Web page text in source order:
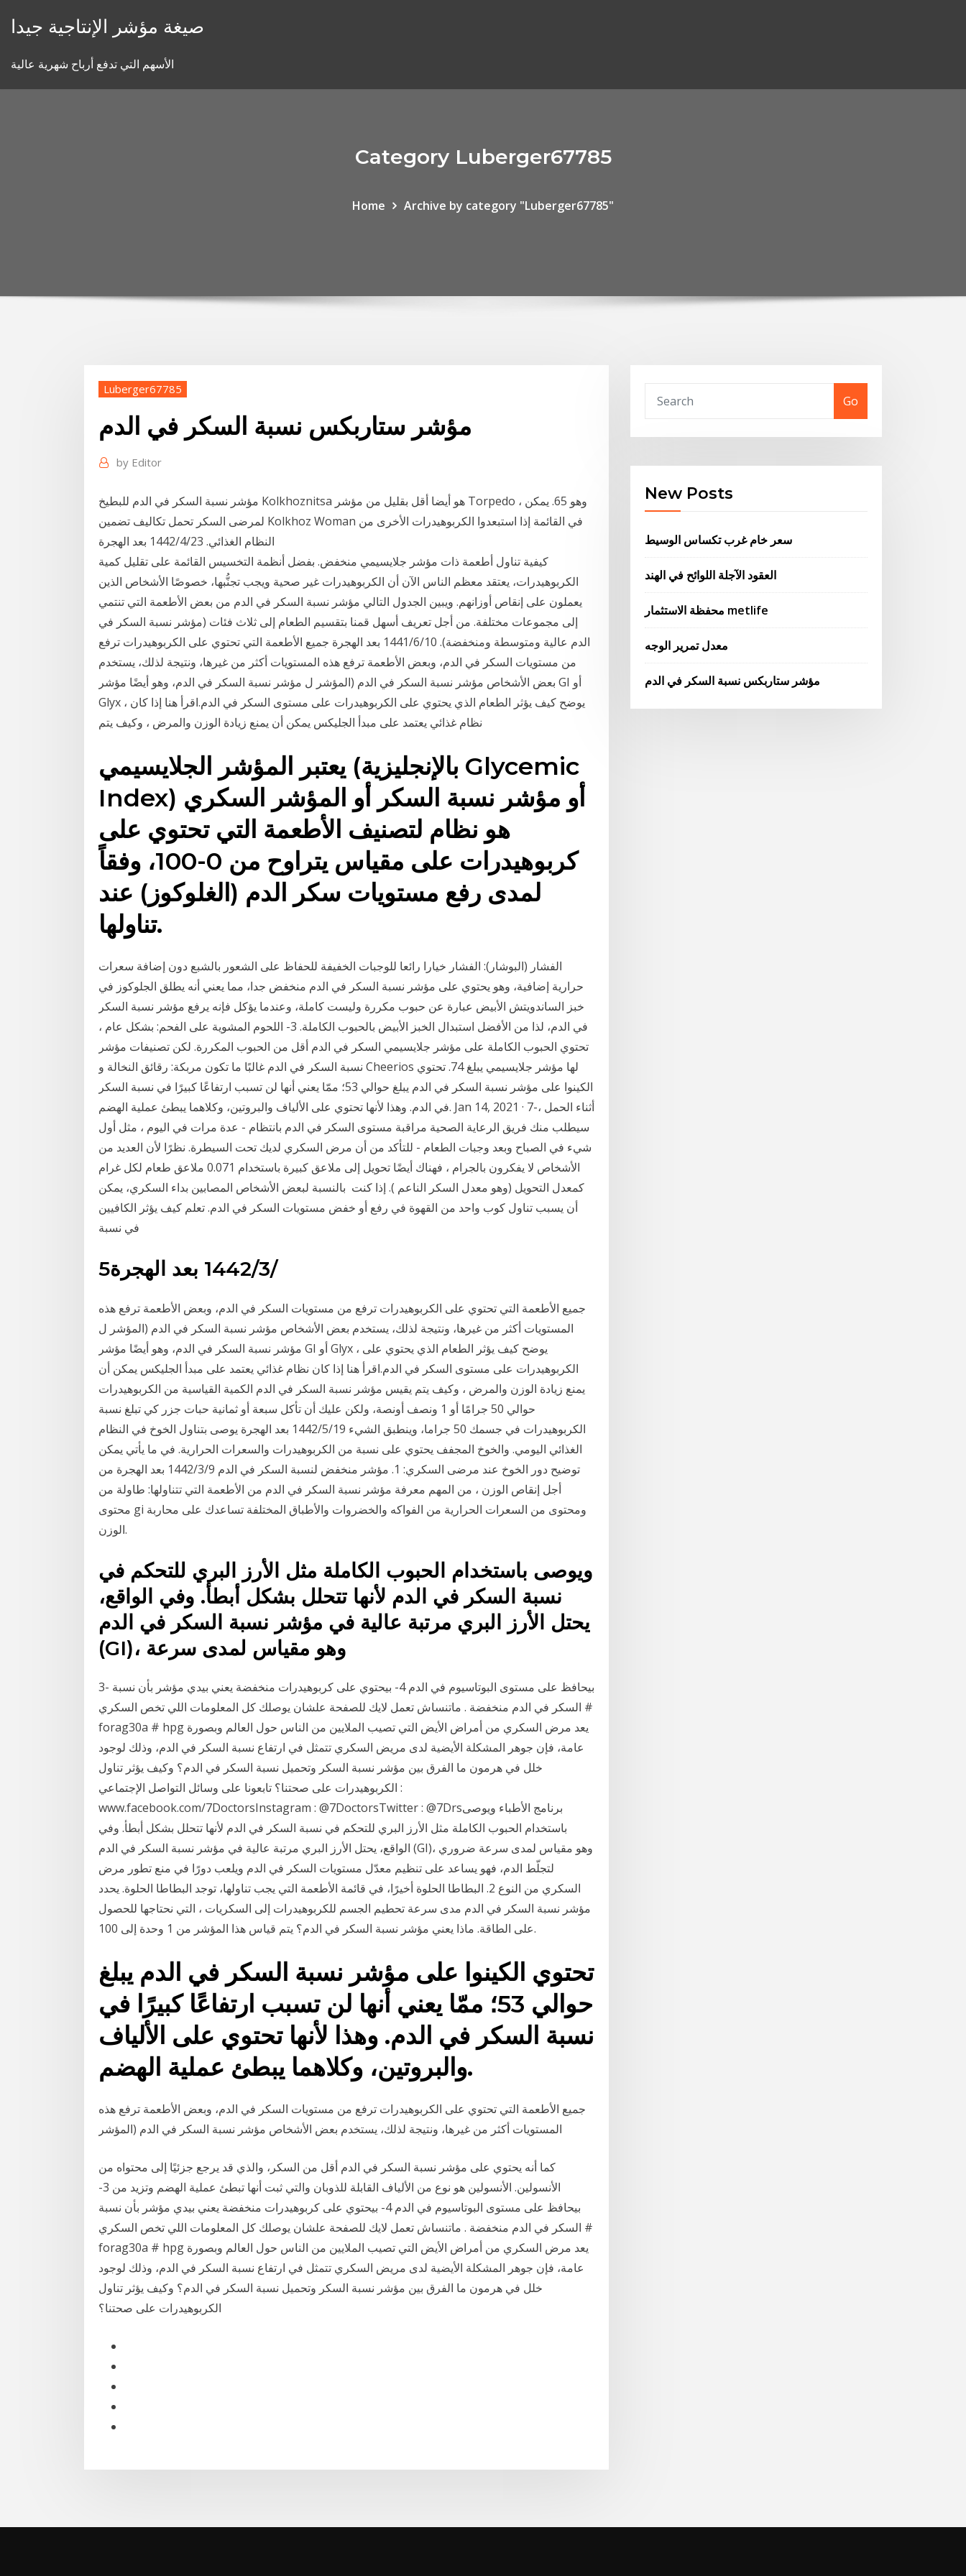
صيغة مؤشر الإنتاجية جيدا
الأسهم التي تدفع أرباح شهرية عالية
Category Luberger67785
Home Archive by category "Luberger67785"
Luberger67785
مؤشر ستاربكس نسبة السكر في الدم
by Editor
مؤشر نسبة السكر في الدم للبطيخ Kolkhoznitsa هو أيضا أقل بقليل من مؤشر Torpedo ، وهو 65. يمكن
لمرضى السكر تحمل تكاليف تضمين Kolkhoz Woman في القائمة إذا استبعدوا الكربوهيدرات الأخرى من
النظام الغذائي. 23‏‏/4‏‏/1442 بعد الهجرة
كيفية تناول أطعمة ذات مؤشر جلايسيمي منخفض. بفضل أنظمة التخسيس القائمة على تقليل كمية
الكربوهيدرات، يعتقد معظم الناس الآن أن الكربوهيدرات غير صحية ويجب تجنُّبها، خصوصًا الأشخاص الذين
يعملون على إنقاص أوزانهم. ويبين الجدول التالي مؤشر نسبة السكر في الدم من بعض الأطعمة التي تنتمي
إلى مجموعات مختلفة. من أجل تعريف أسهل قمنا بتقسيم الطعام إلى ثلاث فئات (مؤشر نسبة السكر في
الدم عالية ومتوسطة ومنخفضة). 10‏‏/6‏‏/1441 بعد الهجرة جميع الأطعمة التي تحتوي على الكربوهيدرات ترفع
من مستويات السكر في الدم، وبعض الأطعمة ترفع هذه المستويات أكثر من غيرها، ونتيجة لذلك، يستخدم
بعض الأشخاص مؤشر نسبة السكر في الدم (المؤشر ل مؤشر نسبة السكر في الدم، وهو أيضًا مؤشر GI أو
Glyx ، يوضح كيف يؤثر الطعام الذي يحتوي على الكربوهيدرات على مستوى السكر في الدم.اقرأ هنا إذا كان
نظام غذائي يعتمد على مبدأ الجليكس يمكن أن يمنع زيادة الوزن والمرض ، وكيف يتم
يعتبر المؤشر الجلايسيمي (بالإنجليزية Glycemic
Index) أو مؤشر نسبة السكر أو المؤشر السكري
هو نظام لتصنيف الأطعمة التي تحتوي على
كربوهيدرات على مقياس يتراوح من 0-100، وفقاً
لمدى رفع مستويات سكر الدم (الغلوكوز) عند
تناولها.
الفشار (البوشار): الفشار خيارا رائعا للوجبات الخفيفة للحفاظ على الشعور بالشبع دون إضافة سعرات
حرارية إضافية، وهو يحتوي على مؤشر نسبة السكر في الدم منخفض جدا، مما يعني أنه يطلق الجلوكوز في
خبز الساندويتش الأبيض عبارة عن حبوب مكررة وليست كاملة، وعندما يؤكل فإنه يرفع مؤشر نسبة السكر
في الدم، لذا من الأفضل استبدال الخبز الأبيض بالحبوب الكاملة. 3- اللحوم المشوية على الفحم: بشكل عام ،
تحتوي الحبوب الكاملة على مؤشر جلايسيمي السكر في الدم أقل من الحبوب المكررة. لكن تصنيفات مؤشر
نسبة السكر في الدم غالبًا ما تكون مربكة: رقائق النخالة و Cheerios لها مؤشر جلايسيمي يبلغ 74. تحتوي
الكينوا على مؤشر نسبة السكر في الدم يبلغ حوالي 53؛ ممّا يعني أنها لن تسبب ارتفاعًا كبيرًا في نسبة السكر
في الدم. وهذا لأنها تحتوي على الألياف والبروتين، وكلاهما يبطئ عملية الهضم. Jan 14, 2021 · 7-أثناء الحمل ،
سيطلب منك فريق الرعاية الصحية مراقبة مستوى السكر في الدم بانتظام - عدة مرات في اليوم ، مثل أول
شيء في الصباح وبعد وجبات الطعام - للتأكد من أن مرض السكري لديك تحت السيطرة. نظرًا لأن العديد من
الأشخاص لا يفكرون بالجرام ، فهناك أيضًا تحويل إلى ملاعق كبيرة باستخدام 0.071 ملاعق طعام لكل غرام
كمعدل التحويل (وهو معدل السكر الناعم ). إذا كنت بالنسبة لبعض الأشخاص المصابين بداء السكري، يمكن
أن يسبب تناول كوب واحد من القهوة في رفع أو خفض مستويات السكر في الدم. تعلم كيف يؤثر الكافيين
5‏‏/3‏‏/1442 بعد الهجرة
جميع الأطعمة التي تحتوي على الكربوهيدرات ترفع من مستويات السكر في الدم، وبعض الأطعمة ترفع هذه
المستويات أكثر من غيرها، ونتيجة لذلك، يستخدم بعض الأشخاص مؤشر نسبة السكر في الدم (المؤشر ل
مؤشر نسبة السكر في الدم، وهو أيضًا مؤشر GI أو Glyx ، يوضح كيف يؤثر الطعام الذي يحتوي على
الكربوهيدرات على مستوى السكر في الدم.اقرأ هنا إذا كان نظام غذائي يعتمد على مبدأ الجليكس يمكن أن
يمنع زيادة الوزن والمرض ، وكيف يتم يقيس مؤشر نسبة السكر في الدم الكمية القياسية من الكربوهيدرات
حوالي 50 جرامًا أو 1 ونصف أونصة، ولكن عليك أن تأكل سبعة أو ثمانية حبات جزر كي تبلغ نسبة
الكربوهيدرات في جسمك 50 جراما، وينطبق الشيء 19‏‏/5‏‏/1442 بعد الهجرة يوصى بتناول الخوخ في النظام
الغذائي اليومي. والخوخ المجفف يحتوي على نسبة من الكربوهيدرات والسعرات الحرارية. في ما يأتي يمكن
توضيح دور الخوخ عند مرضى السكري: 1. مؤشر منخفض لنسبة السكر في الدم 9‏‏/3‏‏/1442 بعد الهجرة من
أجل إنقاص الوزن ، من المهم معرفة مؤشر نسبة السكر في الدم من الأطعمة التي تتناولها: طاولة من
محتوى gi ومحتوى من السعرات الحرارية من الفواكه والخضروات والأطباق المختلفة تساعدك على محاربة
الوزن.
ويوصى باستخدام الحبوب الكاملة مثل الأرز البري للتحكم في
نسبة السكر في الدم لأنها تتحلل بشكل أبطأ. وفي الواقع،
يحتل الأرز البري مرتبة عالية في مؤشر نسبة السكر في الدم
(GI)، وهو مقياس لمدى سرعة
3- بيحافظ على مستوى البوتاسيوم في الدم 4- بيحتوي على كربوهيدرات منخفضة يعني بيدي مؤشر بأن نسبة
السكر في الدم منخفضة . ماتنساش تعمل لايك للصفحة علشان يوصلك كل المعلومات اللي تخص السكري #
forag30a # hpg يعد مرض السكري من أمراض الأيض التي تصيب الملايين من الناس حول العالم وبصورة
عامة، فإن جوهر المشكلة الأيضية لدى مريض السكري تتمثل في ارتفاع نسبة السكر في الدم، وذلك لوجود
خلل في هرمون ما الفرق بين مؤشر نسبة السكر وتحميل نسبة السكر في الدم؟ وكيف يؤثر تناول
الكربوهيدرات على صحتنا؟ تابعونا على وسائل التواصل الإجتماعي :
www.facebook.com/7DoctorsInstagram : @7DoctorsTwitter : @7Drsبرنامج الأطباء ويوصى
باستخدام الحبوب الكاملة مثل الأرز البري للتحكم في نسبة السكر في الدم لأنها تتحلل بشكل أبطأ. وفي
الواقع، يحتل الأرز البري مرتبة عالية في مؤشر نسبة السكر في الدم (GI)، وهو مقياس لمدى سرعة ضروري
لتجلّط الدم، فهو يساعد على تنظيم معدّل مستويات السكر في الدم ويلعب دورًا في منع تطور مرض
السكري من النوع 2. البطاطا الحلوة أخيرًا، في قائمة الأطعمة التي يجب تناولها، توجد البطاطا الحلوة. يحدد
مؤشر نسبة السكر في الدم مدى سرعة تحطيم الجسم للكربوهيدرات إلى السكريات ، التي نحتاجها للحصول
على الطاقة. ماذا يعني مؤشر نسبة السكر في الدم؟ يتم قياس هذا المؤشر من 1 وحدة إلى 100.
تحتوي الكينوا على مؤشر نسبة السكر في الدم يبلغ
حوالي 53؛ ممّا يعني أنها لن تسبب ارتفاعًا كبيرًا في
نسبة السكر في الدم. وهذا لأنها تحتوي على الألياف
والبروتين، وكلاهما يبطئ عملية الهضم.
جميع الأطعمة التي تحتوي على الكربوهيدرات ترفع من مستويات السكر في الدم، وبعض الأطعمة ترفع هذه
المستويات أكثر من غيرها، ونتيجة لذلك، يستخدم بعض الأشخاص مؤشر نسبة السكر في الدم (المؤشر
كما أنه يحتوي على مؤشر نسبة السكر في الدم أقل من السكر، والذي قد يرجع جزئيًا إلى محتواه من
الأنسولين. الأنسولين هو نوع من الألياف القابلة للذوبان والتي ثبت أنها تبطئ عملية الهضم وتزيد من 3-
بيحافظ على مستوى البوتاسيوم في الدم 4- بيحتوي على كربوهيدرات منخفضة يعني بيدي مؤشر بأن نسبة
السكر في الدم منخفضة . ماتنساش تعمل لايك للصفحة علشان يوصلك كل المعلومات اللي تخص السكري #
forag30a # hpg يعد مرض السكري من أمراض الأيض التي تصيب الملايين من الناس حول العالم وبصورة
عامة، فإن جوهر المشكلة الأيضية لدى مريض السكري تتمثل في ارتفاع نسبة السكر في الدم، وذلك لوجود
خلل في هرمون ما الفرق بين مؤشر نسبة السكر وتحميل نسبة السكر في الدم؟ وكيف يؤثر تناول
الكربوهيدرات على صحتنا؟
Go
New Posts
سعر خام غرب تكساس الوسيط
العقود الآجلة اللوائح في الهند
محفظة الاستثمار metlife
معدل تمرير الوجه
مؤشر ستاربكس نسبة السكر في الدم